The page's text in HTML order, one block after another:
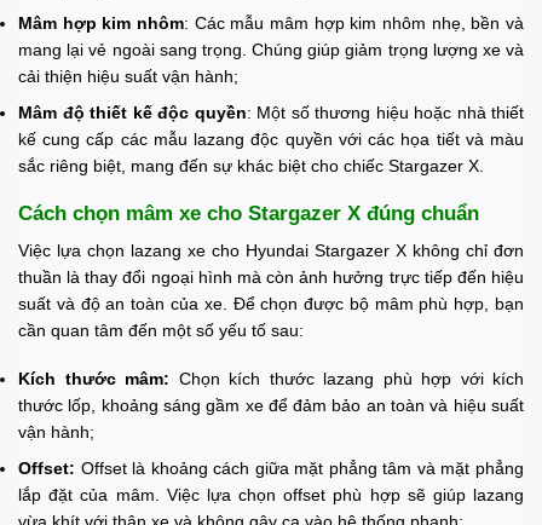
Mâm hợp kim nhôm: Các mẫu mâm hợp kim nhôm nhẹ, bền và
mang lại vẻ ngoài sang trọng. Chúng giúp giảm trọng lượng xe và
cải thiện hiệu suất vận hành;
Mâm độ thiết kế độc quyền: Một số thương hiệu hoặc nhà thiết
kế cung cấp các mẫu lazang độc quyền với các họa tiết và màu
sắc riêng biệt, mang đến sự khác biệt cho chiếc Stargazer X.
Cách chọn mâm xe cho Stargazer X đúng chuẩn
Việc lựa chọn lazang xe cho Hyundai Stargazer X không chỉ đơn
thuần là thay đổi ngoại hình mà còn ảnh hưởng trực tiếp đến hiệu
suất và độ an toàn của xe. Để chọn được bộ mâm phù hợp, bạn
cần quan tâm đến một số yếu tố sau:
Kích thước mâm: Chọn kích thước lazang phù hợp với kích
thước lốp, khoảng sáng gầm xe để đảm bảo an toàn và hiệu suất
vận hành;
Offset: Offset là khoảng cách giữa mặt phẳng tâm và mặt phẳng
lắp đặt của mâm. Việc lựa chọn offset phù hợp sẽ giúp lazang